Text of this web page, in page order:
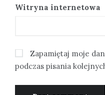
Witryna internetowa
Zapamiętaj moje
podczas pisania